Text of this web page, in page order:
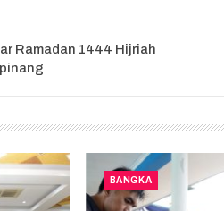
Ramadan 1444 Hijriah
BANGKA